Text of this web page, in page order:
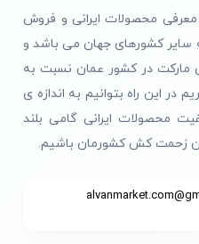
محصولات ایرانی و فروش
سایر کشورهای جهان می باشد و
مارکت در کشور عمان نسبت به
در این راه بتوانیم به اندازه ی
محصولات ایرانی گامی بلند
زحمت کش کشورمان باشیم.